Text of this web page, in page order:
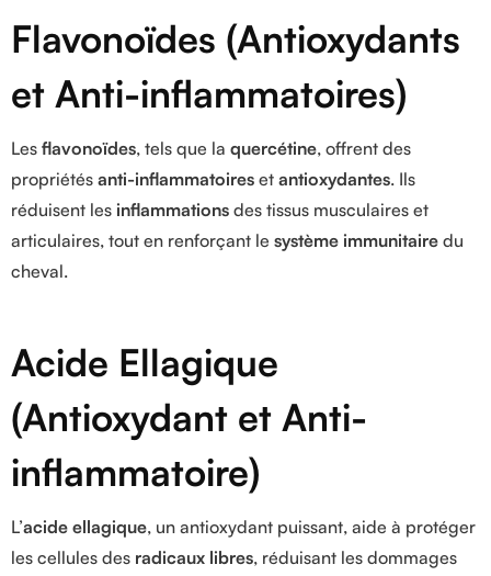
Flavonoïdes (Antioxydants
et Anti-inflammatoires)
Les flavonoïdes, tels que la quercétine, offrent des
propriétés anti-inflammatoires et antioxydantes. Ils
réduisent les inflammations des tissus musculaires et
articulaires, tout en renforçant le système immunitaire du
cheval.
Acide Ellagique
(Antioxydant et Anti-
inflammatoire)
L’acide ellagique, un antioxydant puissant, aide à protéger
les cellules des radicaux libres, réduisant les dommages